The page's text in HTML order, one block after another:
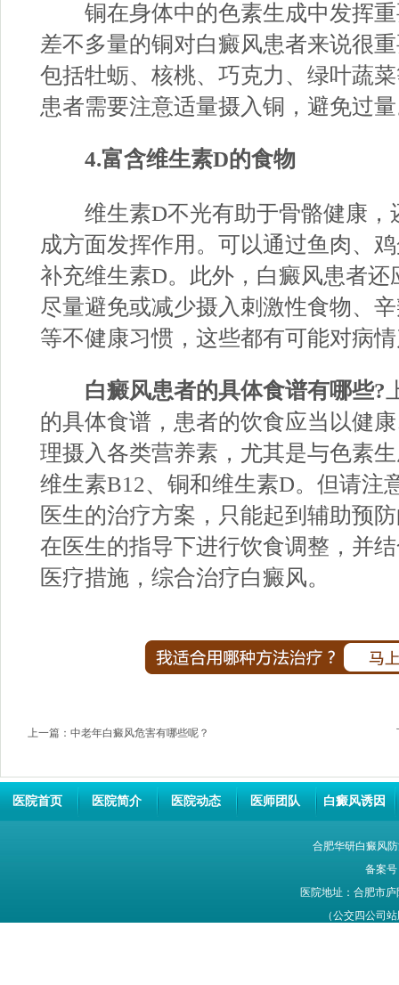
铜在身体中的色素生成中发挥重
差不多量的铜对白癜风患者来说很
包括牡蛎、核桃、巧克力、绿叶蔬
患者需要注意适量摄入铜，避免过
4.富含维生素D的食物
维生素D不光有助于骨骼健康，
成方面发挥作用。可以通过鱼肉、
补充维生素D。此外，白癜风患者
尽量避免或减少摄入刺激性食物、
等不健康习惯，这些都有可能对病
白癜风患者的具体食谱有哪些?
的具体食谱，患者的饮食应当以健
理摄入各类营养素，尤其是与色素
维生素B12、铜和维生素D。但请注
医生的治疗方案，只能起到辅助预
在医生的指导下进行饮食调整，并
医疗措施，综合治疗白癜风。
上一篇： 中老年白癜风危害有哪些呢？
医院首页 医院简介 医院动态 医师团队 白癜风诱因
合肥华研白癜风
备案号
医院地址：合肥市
（公交四公司